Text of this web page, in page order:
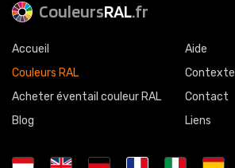
CouleursRAL.fr
Accueil
Couleurs RAL
Acheter éventail couleur RAL
Blog
Aide
Contexte
Contact
Liens